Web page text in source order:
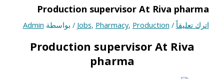
Production supervisor At Riva pharma
اترك تعليقاً /
Jobs, Pharmacy, Production / بواسطة Admin
Production supervisor At Riva
pharma